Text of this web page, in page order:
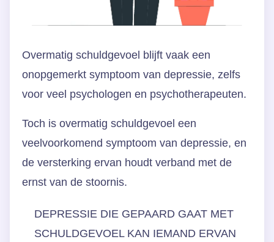
Overmatig schuldgevoel blijft vaak een
onopgemerkt symptoom van depressie, zelfs
voor veel psychologen en psychotherapeuten.
Toch is overmatig schuldgevoel een
veelvoorkomend symptoom van depressie, en
de versterking ervan houdt verband met de
ernst van de stoornis.
DEPRESSIE DIE GEPAARD GAAT MET
SCHULDGEVOEL KAN IEMAND ERVAN